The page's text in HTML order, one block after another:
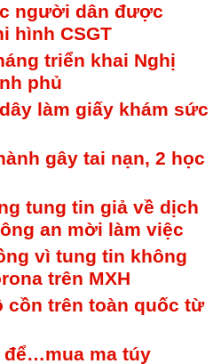
người dân được
hình CSGT
triển khai Nghị
phủ
làm giấy khám sức
gây tai nạn, 2 học
tung tin giả về dịch
an mời làm việc
vì tung tin không
trên MXH
cồn trên toàn quốc từ
để…mua ma túy